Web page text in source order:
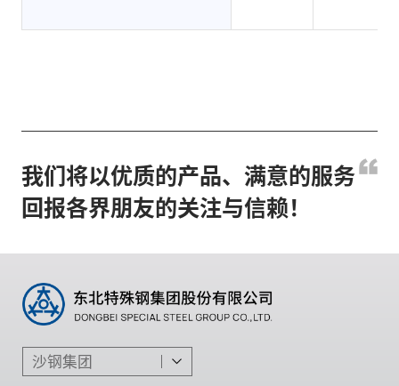
我们将以优质的产品、满意的服务
回报各界朋友的关注与信赖！
沙钢集团